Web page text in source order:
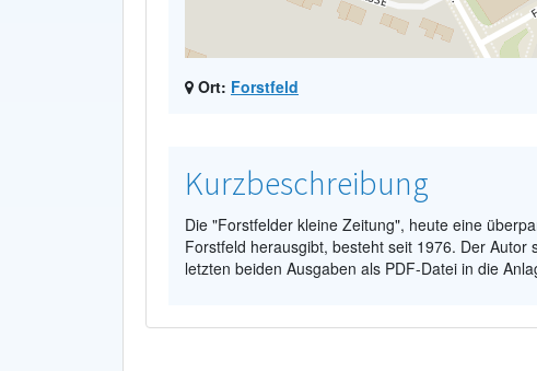
Ort: Forstfeld
Kurzbeschreibung
Die "Forstfelder kleine Zeitung", heute eine
Forstfeld herausgibt, besteht seit 1976. Der
letzten beiden Ausgaben als PDF-Datei in die